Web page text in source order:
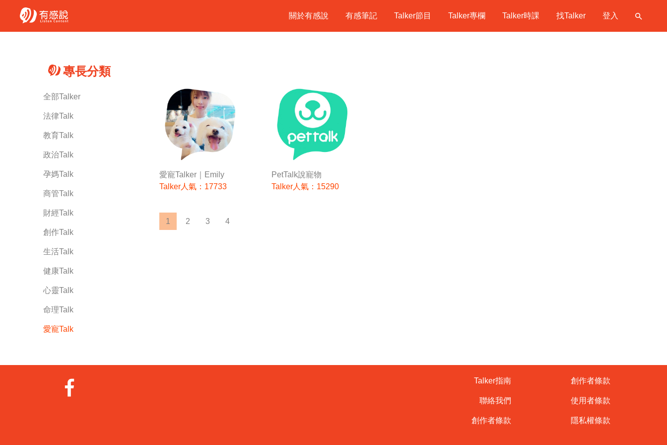
關於有感說 有感筆記 Talker節目 Talker專欄 Talker時課 找Talker 登入
專長分類
全部Talker
法律Talk
教育Talk
政治Talk
孕媽Talk
商管Talk
財經Talk
創作Talk
生活Talk
健康Talk
心靈Talk
命理Talk
愛寵Talk
愛寵Talker｜Emily
Talker人氣：17733
PetTalk說寵物
Talker人氣：15290
1 2 3 4
Talker指南
聯絡我們
創作者條款
創作者條款
使用者條款
隱私權條款